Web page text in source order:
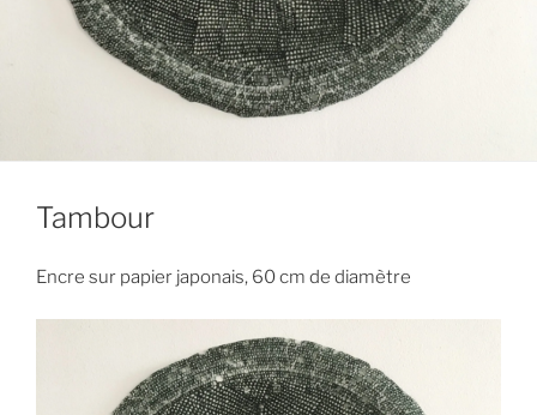
Tambour
Encre sur papier japonais, 60 cm de diamètre